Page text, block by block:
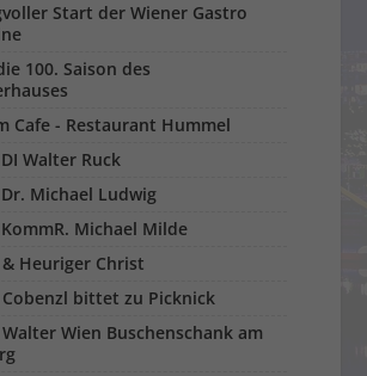
Start der Wiener Gastro
100. Saison des
Cafe - Restaurant Hummel
Walter Ruck
Michael Ludwig
Michael Milde
Heuriger Christ
bittet zu Picknick
Wien Buschenschank am